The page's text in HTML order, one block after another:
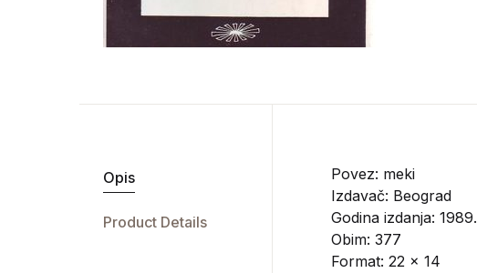
Opis
Product Details
Povez: meki
Izdavač: Beograd
Godina izdanja: 1989.
Obim: 377
Format: 22 x 14